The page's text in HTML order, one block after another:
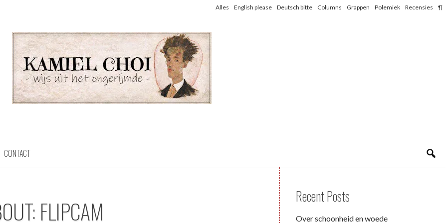
Alles English please Deutsch bitte Columns Grappen Polemiek Recensies ¶
CONTACT
FLIPCAM Recent Posts
Over schoonheid en woede